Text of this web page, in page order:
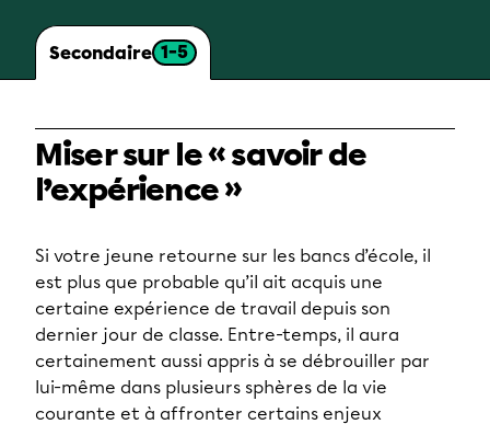
Secondaire 1-5
Miser sur le « savoir de
l’expérience »
Si votre jeune retourne sur les bancs d’école, il
est plus que probable qu’il ait acquis une
certaine expérience de travail depuis son
dernier jour de classe. Entre-temps, il aura
certainement aussi appris à se débrouiller par
lui-même dans plusieurs sphères de la vie
courante et à affronter certains enjeux